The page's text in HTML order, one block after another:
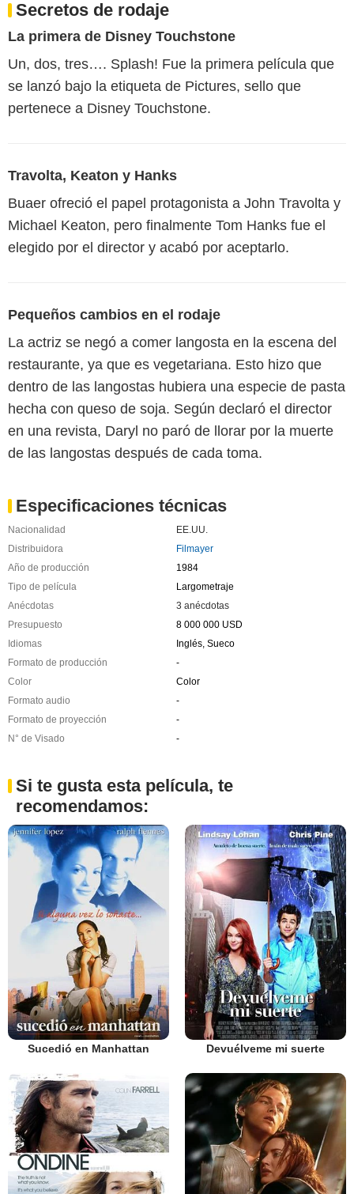
Secretos de rodaje
La primera de Disney Touchstone
Un, dos, tres…. Splash! Fue la primera película que
se lanzó bajo la etiqueta de Pictures, sello que
pertenece a Disney Touchstone.
Travolta, Keaton y Hanks
Buaer ofreció el papel protagonista a John Travolta y
Michael Keaton, pero finalmente Tom Hanks fue el
elegido por el director y acabó por aceptarlo.
Pequeños cambios en el rodaje
La actriz se negó a comer langosta en la escena del
restaurante, ya que es vegetariana. Esto hizo que
dentro de las langostas hubiera una especie de pasta
hecha con queso de soja. Según declaró el director
en una revista, Daryl no paró de llorar por la muerte
de las langostas después de cada toma.
Especificaciones técnicas
Nacionalidad
EE.UU.
Distribuidora
Filmayer
Año de producción
1984
Tipo de película
Largometraje
Anécdotas
3 anécdotas
Presupuesto
8 000 000 USD
Idiomas
Inglés, Sueco
Formato de producción
-
Color
Color
Formato audio
-
Formato de proyección
-
N° de Visado
-
Si te gusta esta película, te
recomendamos:
Sucedió en Manhattan Devuélveme mi suerte